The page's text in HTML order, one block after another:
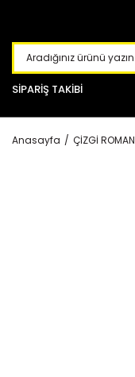
SİPARİŞ TAKİBİ
Anasayfa ÇİZGİ ROMAN